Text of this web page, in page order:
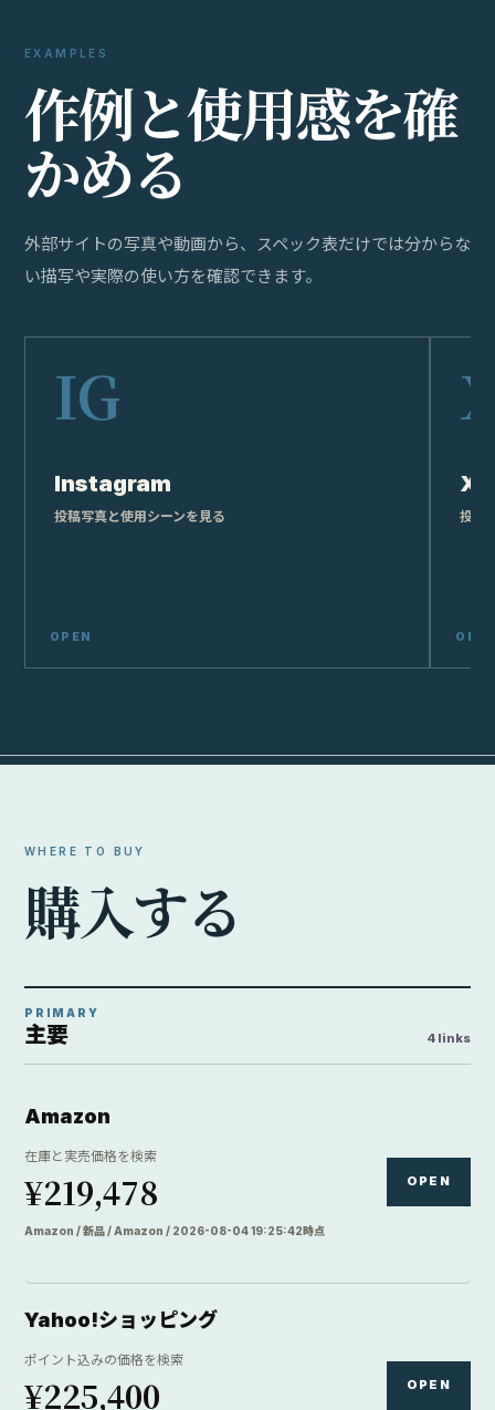
EXAMPLES
作例と使用感を確
かめる
外部サイトの写真や動画から、スペック表だけでは分からな
い描写や実際の使い方を確認できます。
Instagram
投稿写真と使用シーンを見る
X
投稿
WHERE TO BUY
購入する
PRIMARY
主要 4 links
Amazon
在庫と実売価格を検索
¥219,478
Amazon / 新品 / Amazon / 2026-08-04 19:25:42時点
OPEN
Yahoo!ショッピング
ポイント込みの価格を検索
¥225,400 OPEN